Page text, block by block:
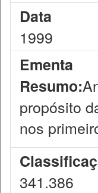
Data
1999
Ementa
Resumo:
propósito
nos
341.386